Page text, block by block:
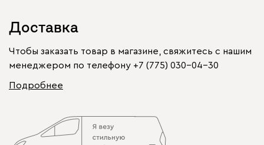
Доставка
Чтобы заказать товар в магазине, свяжитесь с нашим
менеджером по телефону +7 (775) 030-04-30
Подробнее